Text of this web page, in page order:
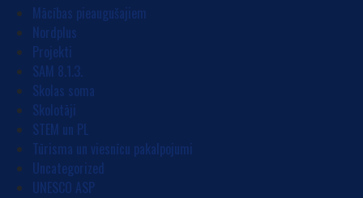
Mācības pieaugušajiem
Nordplus
Projekti
SAM 8.1.3.
Skolas soma
Skolotāji
STEM un PL
Tūrisma un viesnīcu pakalpojumi
Uncategorized
UNESCO ASP